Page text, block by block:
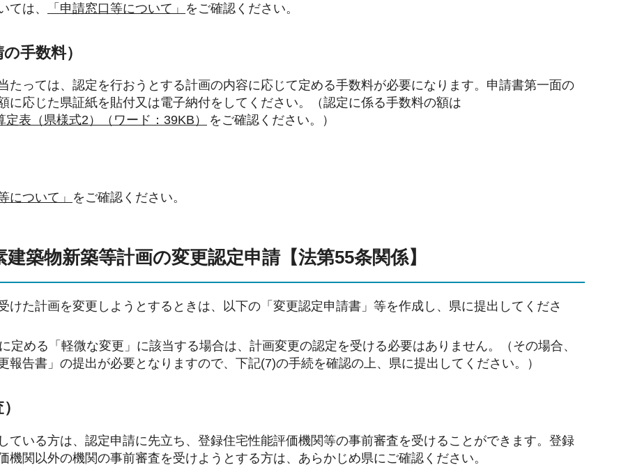
ては、
「申請窓口等について」 をご確認ください。
の手数料）
たっては、認定を行おうとする計画の内容に応じて定める手数料が必要になります。申請書第一面の
に応じた県証紙を貼付又は電子納付をしてください。（認定に係る手数料の額は
定表（県様式2）（ワード：39KB）
をご確認ください。）
について」 をご確認ください。
建築物新築等計画の変更認定申請【法第55条関係】
けた計画を変更しようとするときは、以下の「変更認定申請書」等を作成し、県に提出してくださ
定める「軽微な変更」に該当する場合は、計画変更の認定を受ける必要はありません。（その場合、
報告書」の提出が必要となりますので、下記(7)の手続を確認の上、県に提出してください。）
ている方は、認定申請に先立ち、登録住宅性能評価機関等の事前審査を受けることができます。登録
機関以外の機関の事前審査を受けようとする方は、あらかじめ県にご確認ください。